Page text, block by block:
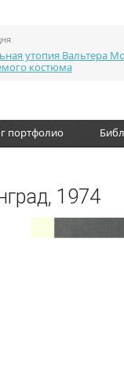
утопия Вальтера
костюма
портфолио
1974